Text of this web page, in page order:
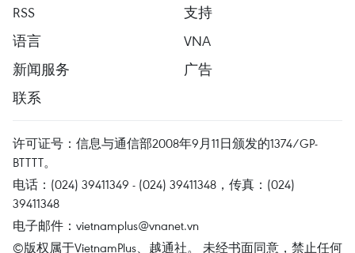
RSS
支持
语言
VNA
新闻服务
广告
联系
许可证号：信息与通信部2008年9月11日颁发的1374/GP-
BTTTT。
电话：(024) 39411349 - (024) 39411348，传真：(024)
39411348
电子邮件： vietnamplus@vnanet.vn
©版权属于VietnamPlus、越通社。 未经书面同意，禁止任何